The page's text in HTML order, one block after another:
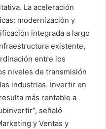
La aceleración
modernización y
integrada a largo
existente,
entre los
niveles de transmisión
industrias. Invertir en
más rentable a
señaló
y Ventas y